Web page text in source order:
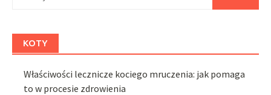
KOTY
Właściwości lecznicze kociego mruczenia: jak pomaga
to w procesie zdrowienia